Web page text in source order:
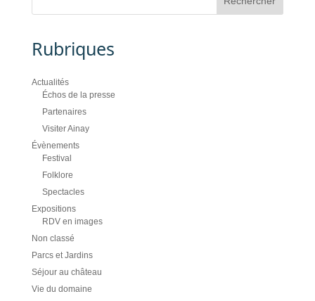
Rubriques
Actualités
Échos de la presse
Partenaires
Visiter Ainay
Évènements
Festival
Folklore
Spectacles
Expositions
RDV en images
Non classé
Parcs et Jardins
Séjour au château
Vie du domaine